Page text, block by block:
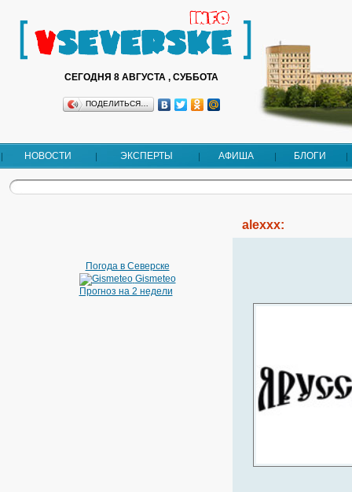
СЕГОДНЯ 8 АВГУСТА , СУББОТА
ПОДЕЛИТЬСЯ…
НОВОСТИ ЭКСПЕРТЫ АФИША БЛОГИ
Погода в Северске
Gismeteo
Прогноз на 2 недели
alexxx: